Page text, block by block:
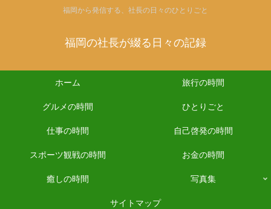
福岡から発信する、社長の日々のひとりごと
福岡の社長が綴る日々の記録
ホーム 旅行の時間
グルメの時間 ひとりごと
仕事の時間 自己啓発の時間
スポーツ観戦の時間 お金の時間
癒しの時間 写真集
サイトマップ